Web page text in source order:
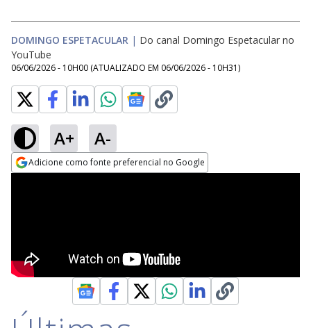
DOMINGO ESPETACULAR | Do canal Domingo Espetacular no
YouTube
06/06/2026 - 10H00 (ATUALIZADO EM 06/06/2026 - 10H31)
A+ A-
Adicione como fonte preferencial no Google